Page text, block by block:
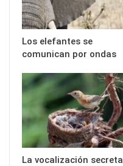
Los elefantes se
comunican por ondas
La vocalización secreta